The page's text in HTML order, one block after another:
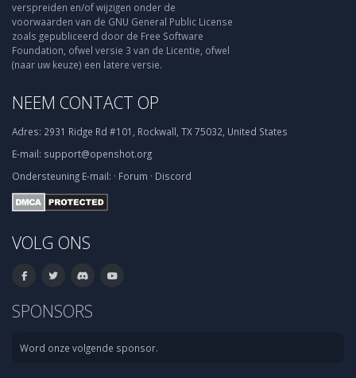
verspreiden en/of wijzigen onder de
voorwaarden van de GNU General Public License
zoals gepubliceerd door de Free Software
Foundation, ofwel versie 3 van de Licentie, ofwel
(naar uw keuze) een latere versie.
NEEM CONTACT OP
Adres: 2931 Ridge Rd #101, Rockwall, TX 75032, United States
E-mail: support@openshot.org
Ondersteuning E-mail: · Forum · Discord
VOLG ONS
SPONSORS
Word onze volgende sponsor.